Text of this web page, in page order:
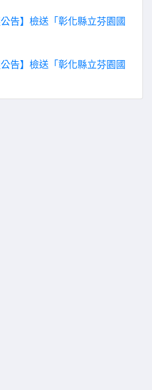
告】檢送「彰化縣立芬園國
告】檢送「彰化縣立芬園國